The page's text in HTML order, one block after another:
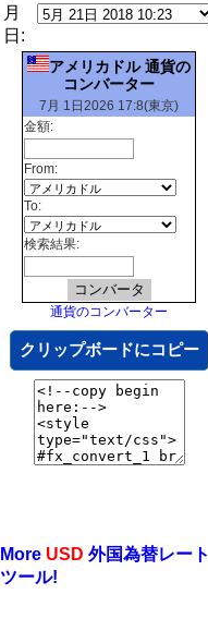
月
日:
アメリカドル 通貨の
コンバーター
7月 1日2026 17:8(東京)
金額:
From:
To:
検索結果:
通貨のコンバーター
クリップボードにコピー
More USD 外国為替レート
ツール!